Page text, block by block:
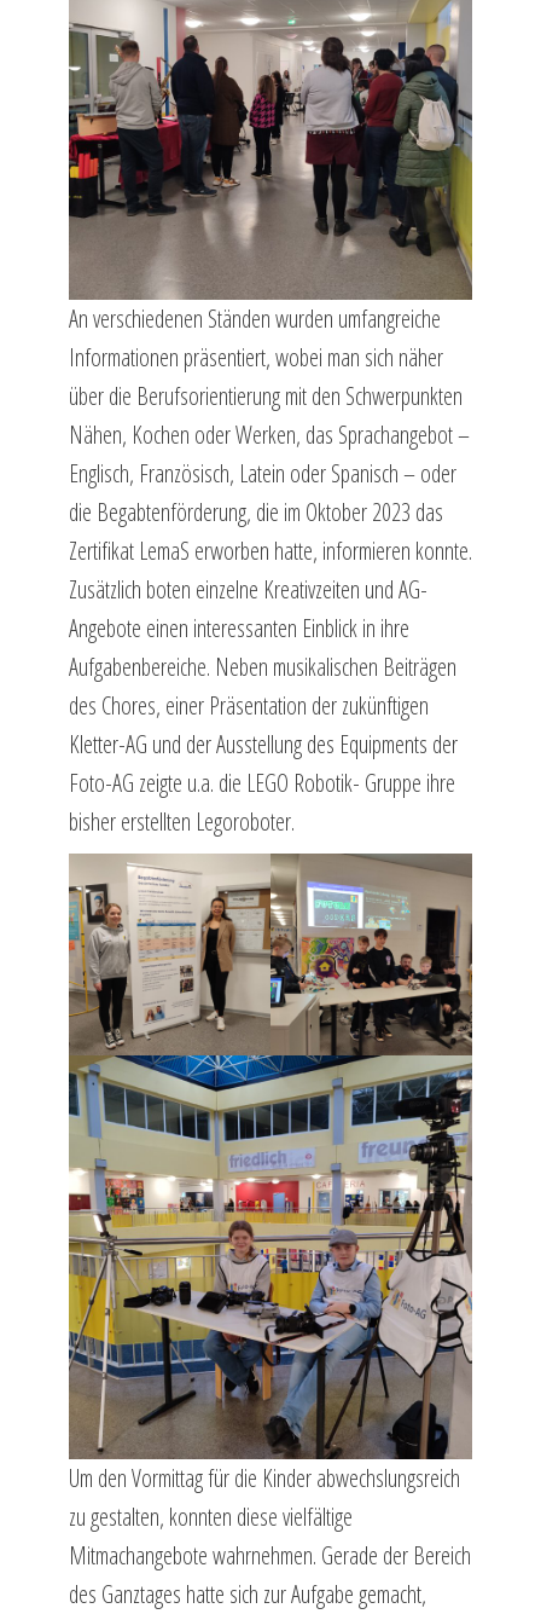
An verschiedenen Ständen wurden umfangreiche
Informationen präsentiert, wobei man sich näher
über die Berufsorientierung mit den Schwerpunkten
Nähen, Kochen oder Werken, das Sprachangebot –
Englisch, Französisch, Latein oder Spanisch – oder
die Begabtenförderung, die im Oktober 2023 das
Zertifikat LemaS erworben hatte, informieren konnte.
Zusätzlich boten einzelne Kreativzeiten und AG-
Angebote einen interessanten Einblick in ihre
Aufgabenbereiche. Neben musikalischen Beiträgen
des Chores, einer Präsentation der zukünftigen
Kletter-AG und der Ausstellung des Equipments der
Foto-AG zeigte u.a. die LEGO Robotik- Gruppe ihre
bisher erstellten Legoroboter.
Um den Vormittag für die Kinder abwechslungsreich
zu gestalten, konnten diese vielfältige
Mitmachangebote wahrnehmen. Gerade der Bereich
des Ganztages hatte sich zur Aufgabe gemacht,